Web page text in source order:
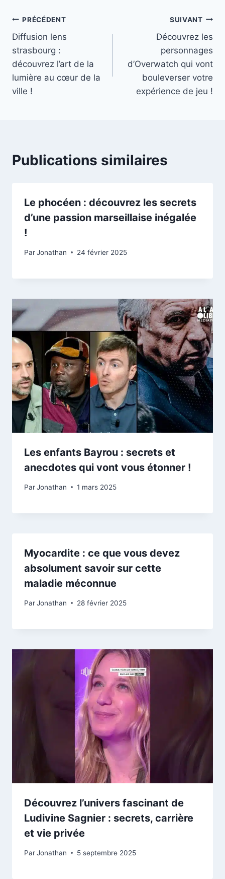
Navigation
de
l’article
PRÉCÉDENT
Diffusion lens
strasbourg :
découvrez l’art de la
lumière au cœur de la
ville !
SUIVANT
Découvrez les
personnages
d’Overwatch qui vont
bouleverser votre
expérience de jeu !
Publications similaires
Le phocéen : découvrez les secrets
d’une passion marseillaise inégalée
!
ParJonathan 24 février 2025
Les enfants Bayrou : secrets et
anecdotes qui vont vous étonner !
ParJonathan 1 mars 2025
Myocardite : ce que vous devez
absolument savoir sur cette
maladie méconnue
ParJonathan 28 février 2025
Découvrez l’univers fascinant de
Ludivine Sagnier : secrets, carrière
et vie privée
ParJonathan 5 septembre 2025